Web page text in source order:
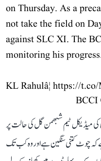
on Thursday. As a
not take the field on
against SLC XI. The
monitoring his
KL Rahulâ¦ https://
کی میڈیکل ٹیم شبھمن گل کی حالت پر
کہ چوٹ کتنی سنگین ہے اور وہ کب تک